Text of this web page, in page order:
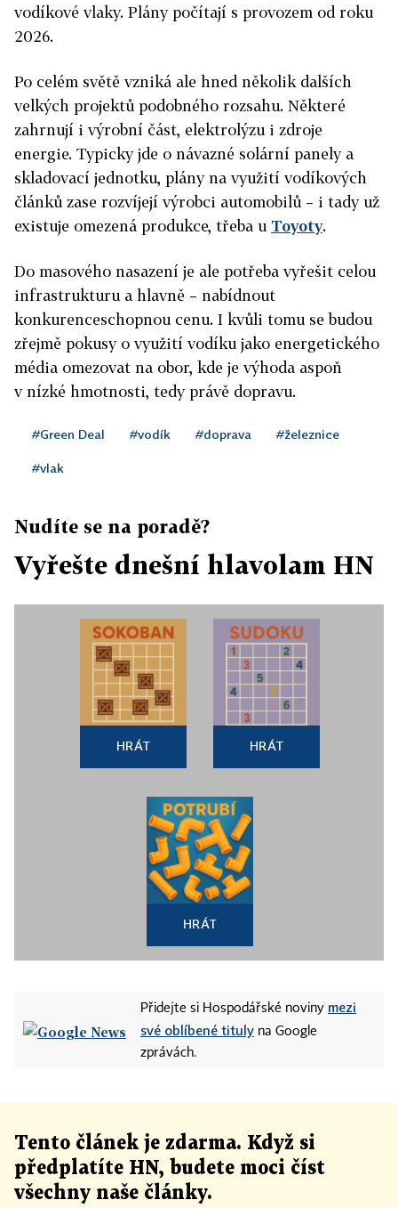
vodíkové vlaky. Plány počítají s provozem od roku
2026.
Po celém světě vzniká ale hned několik dalších
velkých projektů podobného rozsahu. Některé
zahrnují i výrobní část, elektrolýzu i zdroje
energie. Typicky jde o návazné solární panely a
skladovací jednotku, plány na využití vodíkových
článků zase rozvíjejí výrobci automobilů – i tady už
existuje omezená produkce, třeba u Toyoty.
Do masového nasazení je ale potřeba vyřešit celou
infrastrukturu a hlavně – nabídnout
konkurenceschopnou cenu. I kvůli tomu se budou
zřejmě pokusy o využití vodíku jako energetického
média omezovat na obor, kde je výhoda aspoň
v nízké hmotnosti, tedy právě dopravu.
#Green Deal #vodík #doprava #železnice
#vlak
Nudíte se na poradě?
Vyřešte dnešní hlavolam HN
HRÁT HRÁT
HRÁT
Přidejte si Hospodářské noviny mezi
své oblíbené tituly na Google
zprávách.
Tento článek je zdarma. Když si
předplatíte HN, budete moci číst
všechny naše články.